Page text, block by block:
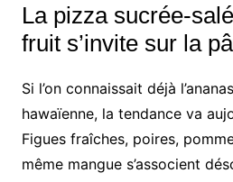
La pizza sucrée-
fruit s’invite sur la
Si l’on connaissait déjà
hawaïenne, la tendance va
Figues fraîches, poires,
même mangue s’associent